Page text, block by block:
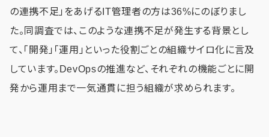
の連携不足」をあげるIT管理者の方は36%にのぼりまし
た。同調査では、このような連携不足が発生する背景とし
て、「開発」「運用」といった役割ごとの組織サイロ化に言及
しています。DevOpsの推進など、それぞれの機能ごとに開
発から運用まで一気通貫に担う組織が求められます。